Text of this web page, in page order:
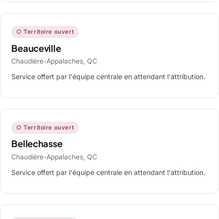
○ Territoire ouvert
Beauceville
Chaudière-Appalaches, QC
Service offert par l'équipe centrale en attendant l'attribution.
○ Territoire ouvert
Bellechasse
Chaudière-Appalaches, QC
Service offert par l'équipe centrale en attendant l'attribution.